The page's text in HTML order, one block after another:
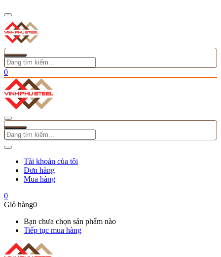
0
Tài khoản của tôi
Đơn hàng
Mua hàng
0
Giỏ hàng0
Bạn chưa chọn sản phẩm nào
Tiếp tục mua hàng